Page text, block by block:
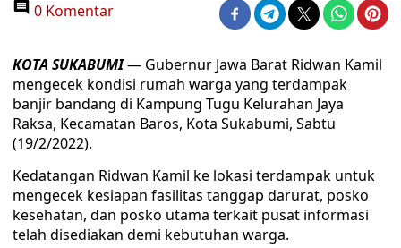
0 Komentar
KOTA SUKABUMI— Gubernur Jawa Barat Ridwan Kamil
mengecek kondisi rumah warga yang terdampak
banjir bandang di Kampung Tugu Kelurahan Jaya
Raksa, Kecamatan Baros, Kota Sukabumi, Sabtu
(19/2/2022).
Kedatangan Ridwan Kamil ke lokasi terdampak untuk
mengecek kesiapan fasilitas tanggap darurat, posko
kesehatan, dan posko utama terkait pusat informasi
telah disediakan demi kebutuhan warga.